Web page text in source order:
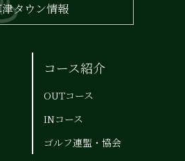
タウン情報
コース紹介
OUTコース
INコース
ゴルフ連盟・協会